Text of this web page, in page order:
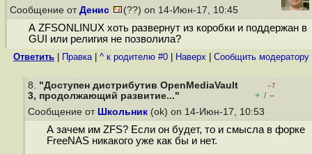
Сообщение от Денис (??) on 14-Июн-17, 10:45
А ZFSONLINUX хоть развернут из коробки и поддержан в
GUI или религия не позволила?
Ответить Правка| ^ к родителю #0 Наверх Cообщить модератору
8. "Доступен дистрибутив OpenMediaVault
3, продолжающий развитие..."
–7
+ / –
Сообщение от Школьник (ok) on 14-Июн-17, 10:53
А зачем им ZFS? Если он будет, то и смысла в форке
FreeNAS никакого уже как бы и нет.